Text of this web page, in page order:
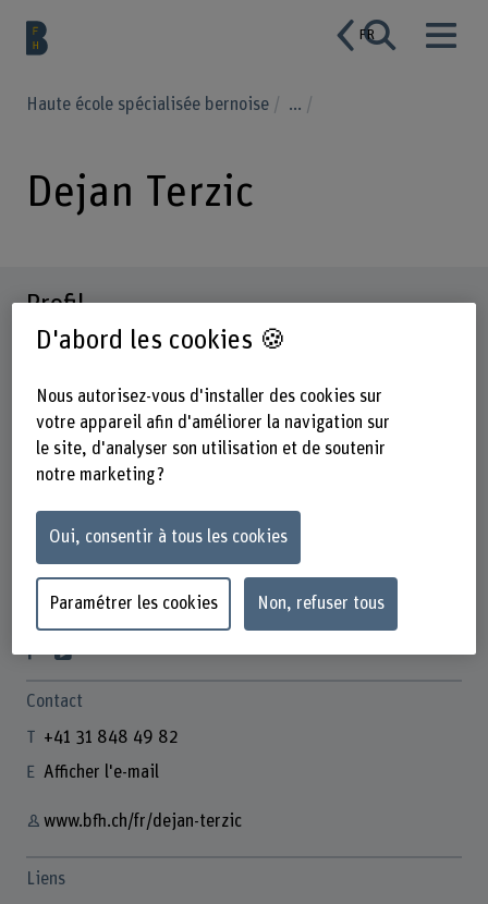
FR
Haute école spécialisée bernoise ...
Dejan Terzic
Profil
Dejan Terzic
Professor
Contact
+41 31 848 49 82
Afficher l'e-mail
www.bfh.ch/fr/dejan-terzic
Liens
D'abord les cookies 🍪
Nous autorisez-vous d'installer des cookies sur
votre appareil afin d'améliorer la navigation sur
le site, d'analyser son utilisation et de soutenir
notre marketing ?
Oui, consentir à tous les cookies
Paramétrer les cookies Non, refuser tous